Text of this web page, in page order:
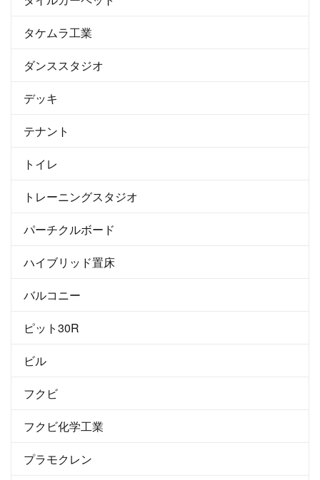
タケムラ工業
ダンススタジオ
デッキ
テナント
トイレ
トレーニングスタジオ
パーチクルボード
ハイブリッド置床
バルコニー
ピット30R
ビル
フクビ
フクビ化学工業
プラモクレン